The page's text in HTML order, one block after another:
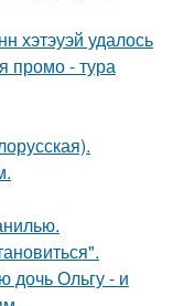
хэтэуэй удалось
промо - тура
дочь Ольгу - и